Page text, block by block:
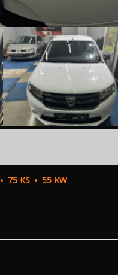
75 KS 55 KW